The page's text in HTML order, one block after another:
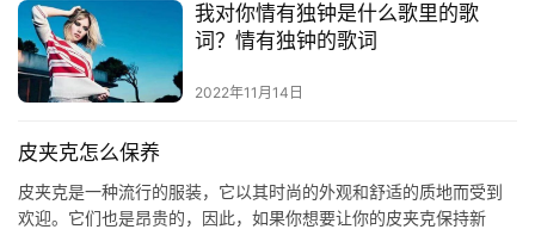
我对你情有独钟是什么歌里的歌
词？情有独钟的歌词
2022年11月14日
皮夹克怎么保养
皮夹克是一种流行的服装，它以其时尚的外观和舒适的质地而受到
欢迎。它们也是昂贵的，因此，如果你想要让你的皮夹克保持新